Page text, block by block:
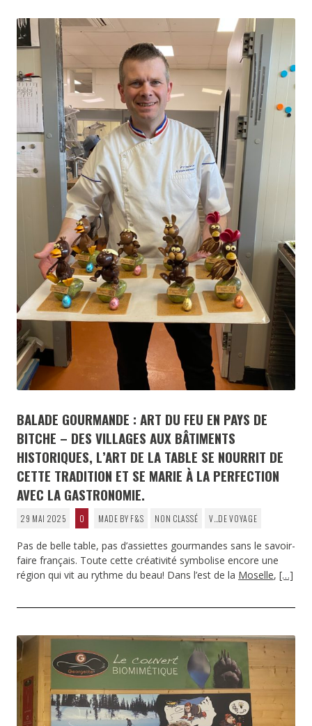
BALADE GOURMANDE : ART DU FEU EN PAYS DE
BITCHE – DES VILLAGES AUX BÂTIMENTS
HISTORIQUES, L’ART DE LA TABLE SE NOURRIT DE
CETTE TRADITION ET SE MARIE À LA PERFECTION
AVEC LA GASTRONOMIE.
29 MAI 2025 0 MADE BY F&S NON CLASSÉ V…DE VOYAGE
Pas de belle table, pas d’assiettes gourmandes sans le savoir-
faire français. Toute cette créativité symbolise encore une
région qui vit au rythme du beau! Dans l’est de la Moselle, […]